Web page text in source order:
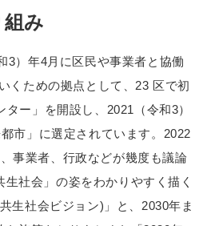
み
3）年4月に区民や事業者と協働
くための拠点として、23 区で初
ー」を開設し、2021（令和3）
市」に選定されています。2022
事業者、行政などが幾度も議論
社会」の姿をわかりやすく描く
生社会ビジョン)」と、2030年ま